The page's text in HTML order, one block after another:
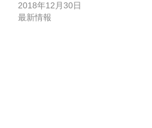
2018年12月30日
最新情報